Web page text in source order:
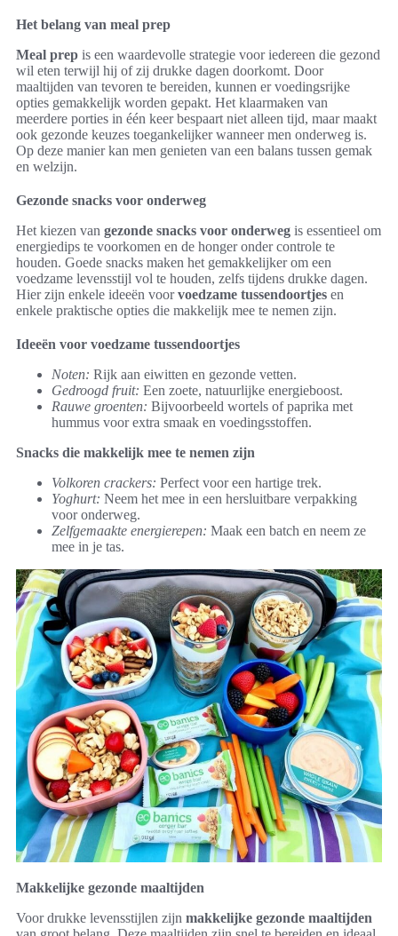
Het belang van meal prep
Meal prep is een waardevolle strategie voor iedereen die gezond
wil eten terwijl hij of zij drukke dagen doorkomt. Door
maaltijden van tevoren te bereiden, kunnen er voedingsrijke
opties gemakkelijk worden gepakt. Het klaarmaken van
meerdere porties in één keer bespaart niet alleen tijd, maar maakt
ook gezonde keuzes toegankelijker wanneer men onderweg is.
Op deze manier kan men genieten van een balans tussen gemak
en welzijn.
Gezonde snacks voor onderweg
Het kiezen van gezonde snacks voor onderweg is essentieel om
energiedips te voorkomen en de honger onder controle te
houden. Goede snacks maken het gemakkelijker om een
voedzame levensstijl vol te houden, zelfs tijdens drukke dagen.
Hier zijn enkele ideeën voorvoedzame tussendoortjes en
enkele praktische opties die makkelijk mee te nemen zijn.
Ideeën voor voedzame tussendoortjes
Noten: Rijk aan eiwitten en gezonde vetten.
Gedroogd fruit: Een zoete, natuurlijke energieboost.
Rauwe groenten: Bijvoorbeeld wortels of paprika met
hummus voor extra smaak en voedingsstoffen.
Snacks die makkelijk mee te nemen zijn
Volkoren crackers: Perfect voor een hartige trek.
Yoghurt: Neem het mee in een hersluitbare verpakking
voor onderweg.
Zelfgemaakte energierepen: Maak een batch en neem ze
mee in je tas.
Makkelijke gezonde maaltijden
Voor drukke levensstijlen zijn makkelijke gezonde maaltijden